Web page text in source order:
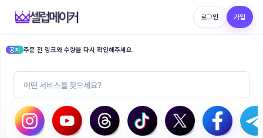
로그인 가입
공지 주문 전 링크와 수량을 다시 확인해주세요.